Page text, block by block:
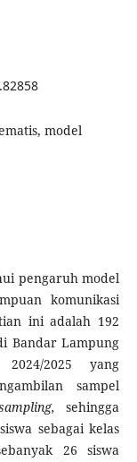
model
pengaruh model
komunikasi
ini adalah 192
Bandar Lampung
2025 yang
sampel
sehingga
sebagai kelas
26 siswa